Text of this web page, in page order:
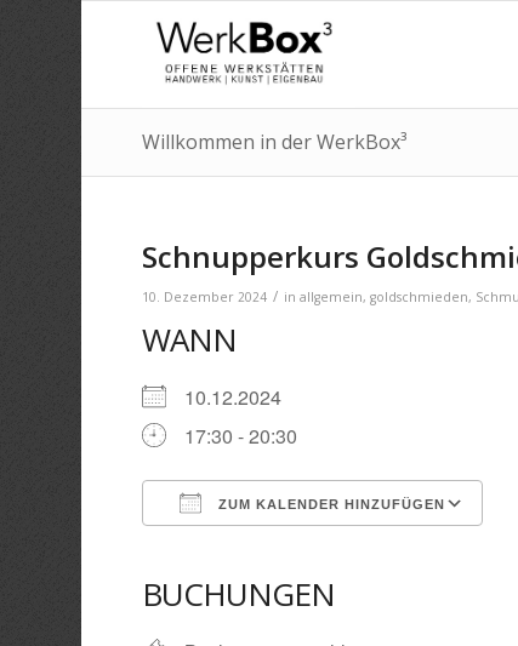
Willkommen in der WerkBox³
Schnupperkurs
10. Dezember 2024 / inallgemein,goldschmieden,
WANN
10.12.2024
17:30 - 20:30
ZUM KALENDER HINZUFÜGEN
BUCHUNGEN